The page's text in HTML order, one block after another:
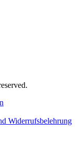
Widerrufsbelehrung